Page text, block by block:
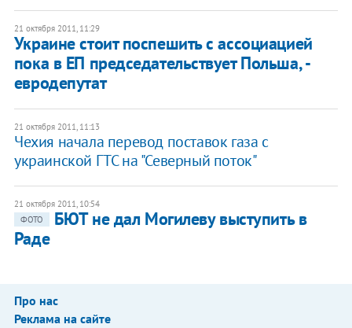
21 октября 2011, 11:29
Украине стоит поспешить с ассоциацией
пока в ЕП председательствует Польша, -
евродепутат
21 октября 2011, 11:13
Чехия начала перевод поставок газа с
украинской ГТС на "Северный поток"
21 октября 2011, 10:54
ФОТО
БЮТ не дал Могилеву выступить в
Раде
Про нас
Реклама на сайте